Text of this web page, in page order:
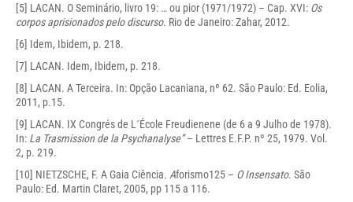
[5] LACAN. O Seminário, livro 19: … ou pior (1971/1972) – Cap. XVI: Os
corpos aprisionados pelo discurso. Rio de Janeiro: Zahar, 2012.
[6] Idem, Ibidem, p. 218.
[7] LACAN. Idem, Ibidem, p. 218.
[8] LACAN. A Terceira. In: Opção Lacaniana, nº 62. São Paulo: Ed. Eolia,
2011, p.15.
[9] LACAN. IX Congrés de L´École Freudienene (de 6 a 9 Julho de 1978).
In: La Trasmission de la Psychanalyse”– Lettres E.F.P. nº 25, 1979. Vol.
2, p. 219.
[10] NIETZSCHE, F. A Gaia Ciência. Aforismo125 – O Insensato. São
Paulo: Ed. Martin Claret, 2005, pp 115 a 116.